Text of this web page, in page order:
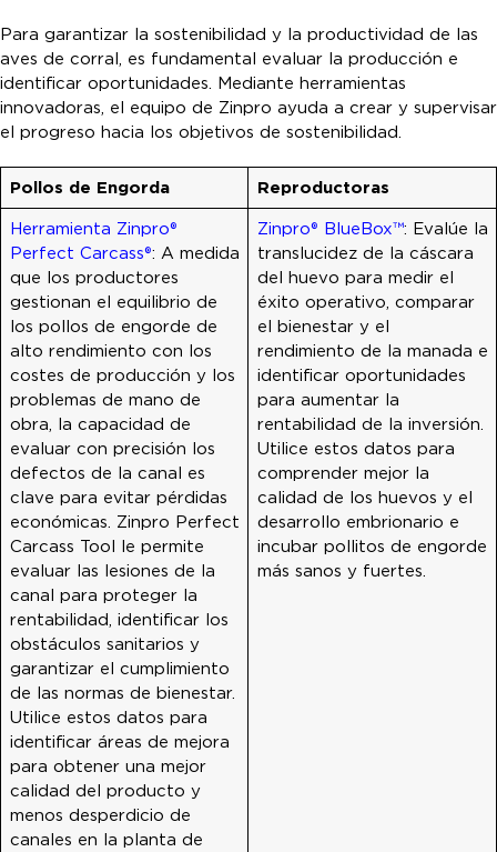
Para garantizar la sostenibilidad y la productividad de las
aves de corral, es fundamental evaluar la producción e
identificar oportunidades. Mediante herramientas
innovadoras, el equipo de Zinpro ayuda a crear y supervisar
el progreso hacia los objetivos de sostenibilidad.
Pollos de Engorda Reproductoras
Herramienta Zinpro®
Perfect Carcass®: A medida
que los productores
gestionan el equilibrio de
los pollos de engorde de
alto rendimiento con los
costes de producción y los
problemas de mano de
obra, la capacidad de
evaluar con precisión los
defectos de la canal es
clave para evitar pérdidas
económicas. Zinpro Perfect
Carcass Tool le permite
evaluar las lesiones de la
canal para proteger la
rentabilidad, identificar los
obstáculos sanitarios y
garantizar el cumplimiento
de las normas de bienestar.
Utilice estos datos para
identificar áreas de mejora
para obtener una mejor
calidad del producto y
menos desperdicio de
canales en la planta de
Zinpro® BlueBox™: Evalúe la
translucidez de la cáscara
del huevo para medir el
éxito operativo, comparar
el bienestar y el
rendimiento de la manada e
identificar oportunidades
para aumentar la
rentabilidad de la inversión.
Utilice estos datos para
comprender mejor la
calidad de los huevos y el
desarrollo embrionario e
incubar pollitos de engorde
más sanos y fuertes.